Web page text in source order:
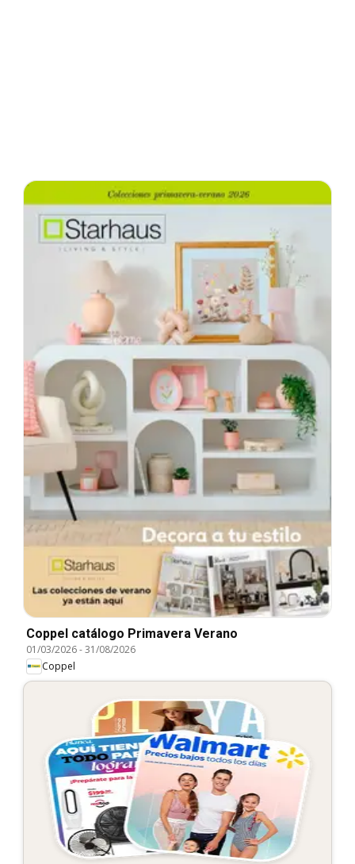
Coppel catálogo Primavera Verano
01/03/2026-31/08/2026
Coppel